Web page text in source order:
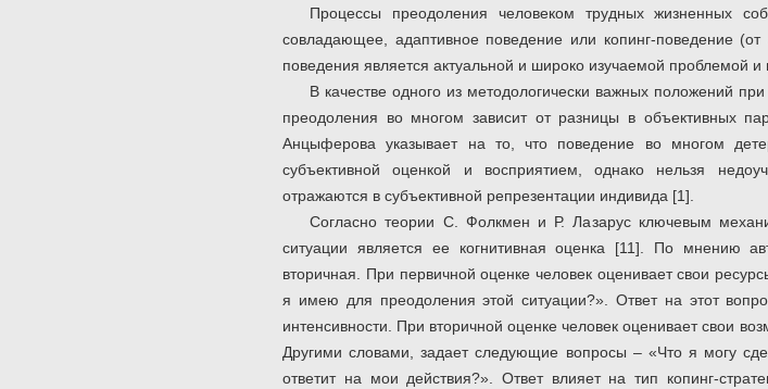
Процессы преодоления человеком трудных жизненных
совладающее, адаптивное поведение или копинг-поведение
поведения является актуальной и широко изучаемой проблемой и
В качестве одного из методологически важных положений
преодоления во многом зависит от разницы в объективных
Анцыферова указывает на то, что поведение во многом
субъективной оценкой и восприятием, однако нельзя
отражаются в субъективной репрезентации индивида [1].
Согласно теории С. Фолкмен и Р. Лазарус ключевым
ситуации является ее когнитивная оценка [11]. По мнению
вторичная. При первичной оценке человек оценивает свои
я имею для преодоления этой ситуации?». Ответ на этот
интенсивности. При вторичной оценке человек оценивает свои
Другими словами, задает следующие вопросы – «Что я могу
ответит на мои действия?». Ответ влияет на тип копинг-